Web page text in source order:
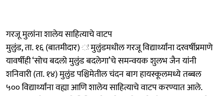
गरजू मुलांना शालेय साहित्याचे वाटप
मुलुंड, ता. १६ (बातमीदार) ः मुलुंडमधील गरजू विद्यार्थ्यांना दरवर्षीप्रमाणे
यावर्षीही ‘सोच बदलो मुलुंड बदलेगा’चे समन्वयक शुलभ जैन यांनी
शनिवारी (ता. १४) मुलुंड पश्चिमेतील चंदन बाग हायस्कूलमध्ये तब्बल
५०० विद्यार्थ्यांना वह्या आणि शालेय साहित्याचे वाटप करण्यात आले.